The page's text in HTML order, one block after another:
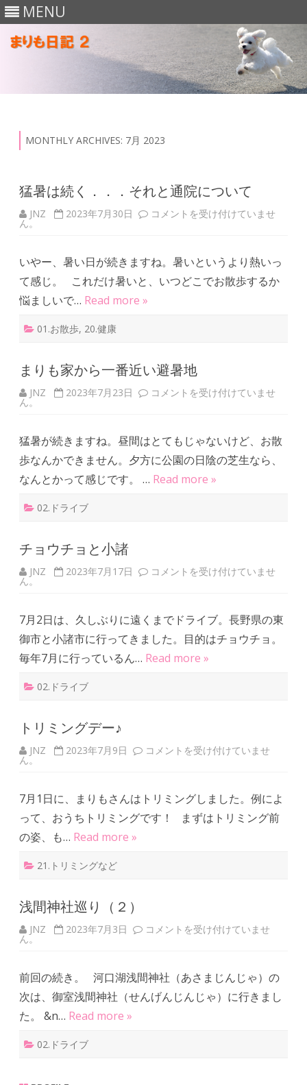
MENU
MONTHLY ARCHIVES: 7月 2023
猛暑は続く．．．それと通院について
JNZ 2023年7月30日 猛
．
．
．
そ
て
は
コメントを受け付けていませ
ん。
いやー、暑い日が続きますね。暑いというより熱いっ
て感じ。 これだけ暑いと、いつどこでお散歩するか
悩ましいで… Read more »
01.お散歩, 20.健康
まりも家から一番近い避暑地
JNZ 2023年7月23日 ま
ら
一
番
近
い
コメントを受け付けていませ
ん。
猛暑が続きますね。昼間はとてもじゃないけど、お散
歩なんかできません。夕方に公園の日陰の芝生なら、
なんとかって感じです。 … Read more »
02.ドライブ
チョウチョと小諸
JNZ 2023年7月17日 チ
と
小
諸
は
コメントを受け付けていませ
ん。
7月2日は、久しぶりに遠くまでドライブ。長野県の東
御市と小諸市に行ってきました。目的はチョウチョ。
毎年7月に行っているん… Read more »
02.ドライブ
トリミングデー♪
JNZ 2023年7月9日 ト
デ
ー
♪
は
コメントを受け付けていませ
ん。
7月1日に、まりもさんはトリミングしました。例によ
って、おうちトリミングです！ まずはトリミング前
の姿、も… Read more »
21.トリミングなど
浅間神社巡り（２）
JNZ 2023年7月3日 浅
り
（
２
）
コメントを受け付けていませ
ん。
前回の続き。 河口湖浅間神社（あさまじんじゃ）の
次は、御室浅間神社（せんげんじんじゃ）に行きまし
た。 &n… Read more »
02.ドライブ